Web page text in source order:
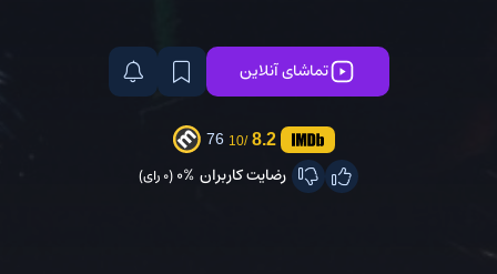
تماشای آنلاین
8.2
/10
76
رضایت کاربران 0%(0 رای)